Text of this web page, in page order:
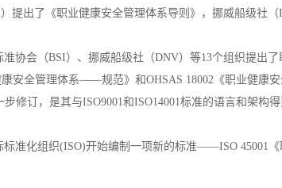
提出了《职业健康安全管理体系导则》，挪威船级社
准协会（BSI）、挪威船级社（DNV）等13个组织提出
康安全管理体系——规范》和OHSAS 18002《职业健康
步修订，是其与ISO9001和ISO14001标准的语言和架构得
标准化组织(ISO)开始编制一项新的标准——ISO 45001